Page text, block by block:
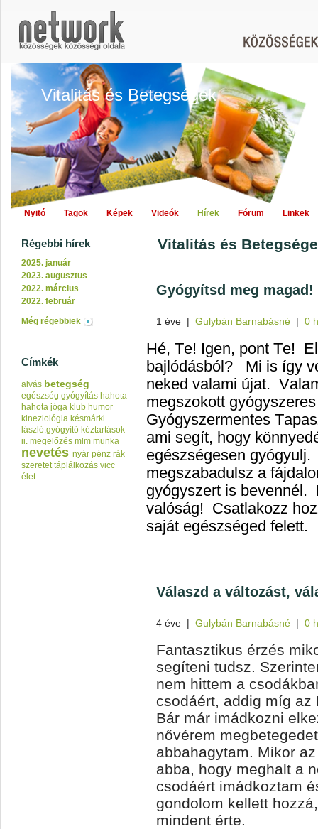
Vitalitás és Betegségek
Nyitó Tagok Képek Videók Hírek Fórum Linkek
Régebbi hírek
2025. január
2023. augusztus
2022. március
2022. február
Még régebbiek
Címkék
alvás betegség
egészség gyógyítás hahota
hahota jóga klub humor
kineziológia késmárki
lászló:gyógyító kéztartások
ii. megelőzés mlm munka
nevetés nyár pénz rák
szeretet táplálkozás vicc
élet
Vitalitás és
Gyógyítsd meg magad!
1 éve | Gulybán Barnabásné | 0
Hé, Te! Igen, pont Te!
bajlódásból? Mi is így
neked valami újat.
megszokott
Gyógyszermentes
ami segít, hogy
egészségesen
megszabadulsz a
gyógyszert is bevennél.
valóság! Csatlakozz
saját egészséged felett.
Válaszd a változást,
4 éve | Gulybán Barnabásné | 0
Fantasztikus érzés
segíteni tudsz.
nem hittem a
csodáért, addig míg az
Bár már imádkozni
nővérem
abbahagytam. Mikor
abba, hogy meghalt a
csodáért imádkoztam
gondolom kellett
mindent érte.